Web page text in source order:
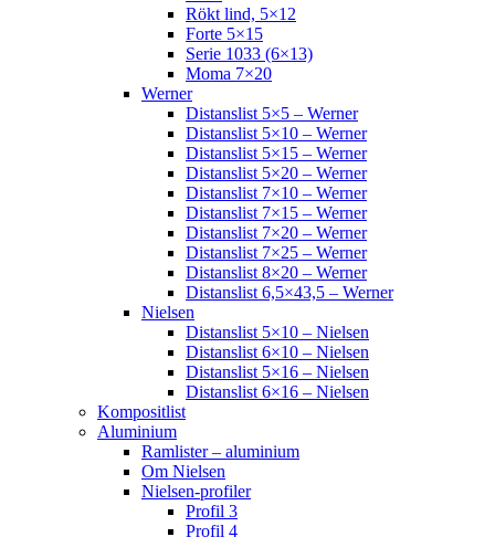
Rökt lind, 5×12
Forte 5×15
Serie 1033 (6×13)
Moma 7×20
Werner
Distanslist 5×5 – Werner
Distanslist 5×10 – Werner
Distanslist 5×15 – Werner
Distanslist 5×20 – Werner
Distanslist 7×10 – Werner
Distanslist 7×15 – Werner
Distanslist 7×20 – Werner
Distanslist 7×25 – Werner
Distanslist 8×20 – Werner
Distanslist 6,5×43,5 – Werner
Nielsen
Distanslist 5×10 – Nielsen
Distanslist 6×10 – Nielsen
Distanslist 5×16 – Nielsen
Distanslist 6×16 – Nielsen
Kompositlist
Aluminium
Ramlister – aluminium
Om Nielsen
Nielsen-profiler
Profil 3
Profil 4